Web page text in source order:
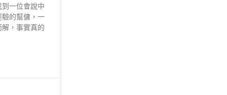
一位會說中
的幫傭，一
，事實真的